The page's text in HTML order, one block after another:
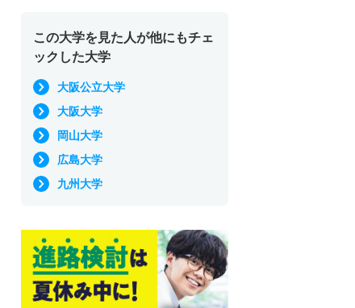
この大学を見た人が他にもチェ
ックした大学
大阪公立大学
大阪大学
岡山大学
広島大学
九州大学